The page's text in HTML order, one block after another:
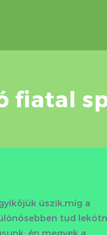
fiatal
úszik,míg a
tud
én megyek a